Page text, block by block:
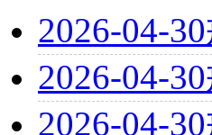
2026-04-30
2026-04-30
2026-04-30